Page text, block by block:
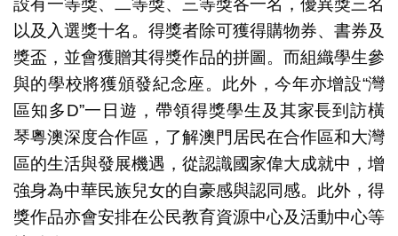
設有一等獎、二等獎、三等獎各一名，優異獎三名
以及入選獎十名。得獎者除可獲得購物券、書券及
獎盃，並會獲贈其得獎作品的拼圖。而組織學生參
與的學校將獲頒發紀念座。此外，今年亦增設“灣
區知多D”一日遊，帶領得獎學生及其家長到訪橫
琴粵澳深度合作區，了解澳門居民在合作區和大灣
區的生活與發展機遇，從認識國家偉大成就中，增
強身為中華民族兒女的自豪感與認同感。此外，得
獎作品亦會安排在公民教育資源中心及活動中心等